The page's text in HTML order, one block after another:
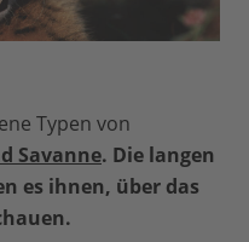
Typen von
Savanne. Die langen
es ihnen, über das